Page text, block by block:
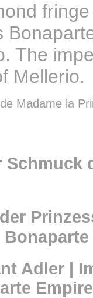
The
Mellerio.
Madame la
Schmuck
Adler |